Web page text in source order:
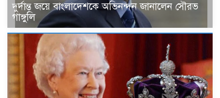
দুর্দান্ত জয়ে বাংলাদেশকে অভিনন্দন জানালেন সৌরভ
গাঙ্গুলি